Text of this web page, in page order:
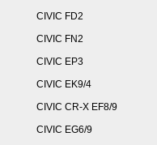
CIVIC FD2
CIVIC FN2
CIVIC EP3
CIVIC EK9/4
CIVIC CR-X EF8/9
CIVIC EG6/9